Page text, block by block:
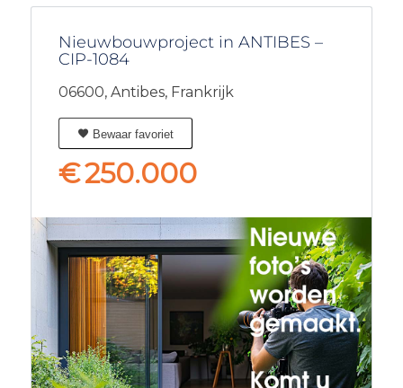
Nieuwbouwproject in ANTIBES –
CIP-1084
06600, Antibes, Frankrijk
Bewaar favoriet
€250.000